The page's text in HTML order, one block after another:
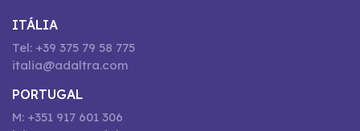
ITÁLIA
Tel: +39 375 79 58 775
italia@adaltra.com
PORTUGAL
M: +351 917 601 306